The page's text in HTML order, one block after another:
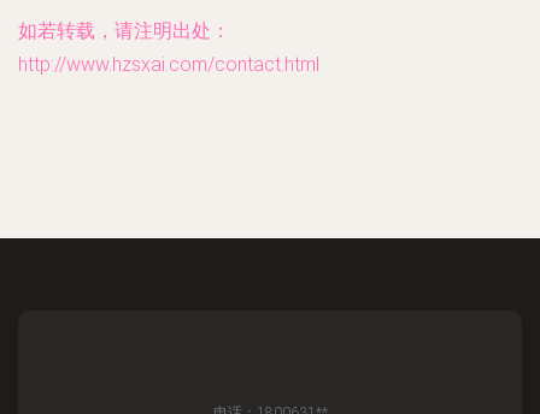
如若转载，请注明出处：
http://www.hzsxai.com/contact.html